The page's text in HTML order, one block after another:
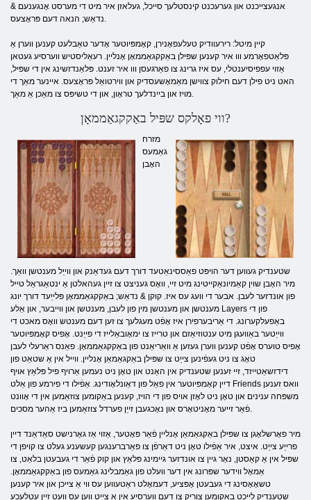
אנגעצייכנט און גערעכנט קינסטלעך סייכל, געלאזן איר מיט די מערסט אָנגענעם &
נדאַש; הנאה דעם פּראָצעס.
קיין מיטל: רירעוודיק טעלעפאָנירן, קאָמפּיוטער אָדער טאַבלעט קענען ווערן אַ
פּלאַטפאָרמע ווו איר קענען שפּילן באַקקגאַממאָן אָנליין. רעאַליסטיש ווערסיע געטאן
אַזוי עפפיסיענטלי, עס איז גרינג צו פאַרגעסן ווו איר זענט. פּלאַנדזשינג אין די שפּיל,
האט ניט פילן דעם חילוק צווישן מאַמאָשעסדיק און ווירטואַל פּראָצעס. איינער מאַך די
מויז און ביינדלעך טראָון, און די טשיפּס צו מאַכן אַ מאַך.
ווי פאָלקס שפּיל באַקקגאַממאָן?
מזרח
גאַמעס
האָבן
שטענדיק געווען דער הויפּט פאַססינאַטעד דורך דעם געדאַנק און ווייַל מענטשן וואַך.
מיר האָבן שוין קאַמיונאַקייטינג מיט זיי, וואָס געניצט צו זיין געהאלטן אַ ינטאַגראַל טייל
פון אונדזער לעבן. אבער די וועג עס איז. קוקן & נדאַש; באַקקגאַממאָן פּלייַעד דורך יונג
מענטשן און מענטשן מין פון לעבן, מענטשן און ווייבער, און אַלע Layers פון די
באַפעלקערונג. די אַריבערפירן איז אָפֿט מעגלעך צו זען דעם מענטש וואָס מאכט די
ווייַטער באַוועגן מיט ענטוזיאַזם און טרייז צו ימאָובאַלייז די פייַנט. אָפיס קאָמפּיוטער
אָפיס טוערס אָפֿט קענען ווערן געזען אַ וואַריאַנט פון באַקקגאַממאָן. פאַנס ראַרעלי לעבן
טאָג צו ניט געפֿינען צייַט צו שפּילן באַקגאַמאַן אָנליין. ווייל אין אַ שטאַט פון
דידזשאַטייזד, זיי זענען שטענדיק אין האַנט און טאָן ניט נעמען אַרויף פיל פּלאַץ אויף
דיין קאָמפּיוטער אין פאַל פון דאַונלאָודינג. אַפֿילו די פירמע פון ​​אַלט Friends וואס זענען
משפּחה ענינים און טאָן ניט לאָזן אויס פון די הויז, קענען באַקומען צוזאַמען אין די אָוונט
פֿאַר זייער מאָניטאָרס און נאָכגעבן זייַן פערדל צוזאַמען ביז אַהער מסכים.
מיר פאָרשלאָגן צו שפּילן באַקגאַמאַן אָנליין פֿאַר פּאָטער, אַזוי אַז גאָרנישט סאַדאַנד דיין
פרייַע צייַט. איצט, איר אַפֿילו טאָן ניט דאַרפֿן צו פאַרברענגען קעשענע געלט צו קויפן די
שפּיל אין אַ קאַסטן, נאָר גיין צו אונדזער גיימינג פּלאַץ און קוק פֿאַר די געבעטן בלאַט, צו
אַמאָל ווידער שפּרונג אין דער וועלט פון גאַמבלינג גאַמעס פון באַקקגאַממאָן.
טשאָאָסינג די געבעטן אָפּציע, דעמאָלט ראַטעווען עס ווי אַ צייכן און איר קענען
שטענדיק לייכט באַקומען צוריק צו דעם ווערסיע אין אַ צייַט ווען עס וועט זיין עטלעכע